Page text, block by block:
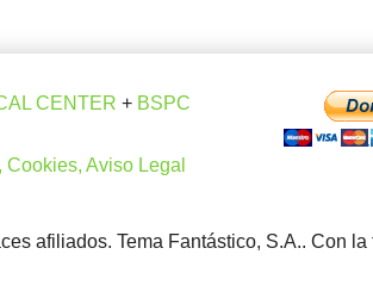
CENTER + BSPC
Aviso Legal
afiliados. Tema Fantástico, S.A.. Con